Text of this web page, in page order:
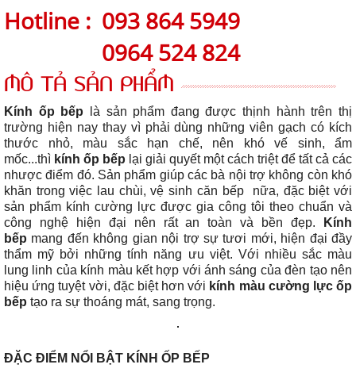
Hotline : 093 864 5949
0964 524 824
MÔ TẢ SẢN PHẨM
Kính ốp bếp
là sản phẩm đang được thịnh hành trên thị
trường hiện nay thay vì phải dùng những viên gạch có kích
thước nhỏ, màu sắc hạn chế, nên khó vế sinh, ẩm
mốc...thì kính ốp bếp lại giải quyết một cách triệt để tất cả các
nhược điểm đó. Sản phẩm giúp các bà nội trợ không còn khó
khăn trong việc lau chùi, vệ sinh căn bếp nữa, đặc biệt với
sản phẩm kính cường lực được gia công tôi theo chuẩn và
công nghệ hiện đại nên rất an toàn và bền đẹp.
Kính
bếp mang đến không gian nội trợ sự tươi mới, hiện đại đầy
thẩm mỹ bởi những tính năng ưu việt. Với nhiều sắc màu
lung linh của kính màu kết hợp với ánh sáng của đèn tạo nên
hiệu ứng tuyệt vời, đặc biệt hơn với kính màu cường lực ốp
bếp tạo ra sự thoáng mát, sang trọng.
ĐẶC ĐIỂM NỔI BẬT KÍNH ỐP BẾP